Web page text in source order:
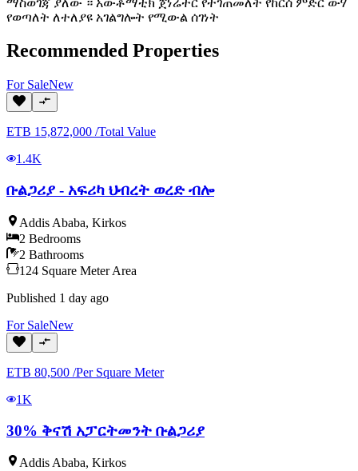
የወጣለት ለተለያዩ አገልግሎት የሚውል ሰገነት
Recommended Properties
For SaleNew
ETB 15,872,000 /Total Value
1.4K
ቡልጋሪያ - አፍሪካ ህብረት ወረድ ብሎ
Addis Ababa, Kirkos
2 Bedrooms
2 Bathrooms
124 Square Meter Area
Published 1 day ago
For SaleNew
ETB 80,500 /Per Square Meter
1K
30% ቅናሽ አፓርትመንት ቡልጋሪያ
Addis Ababa, Kirkos